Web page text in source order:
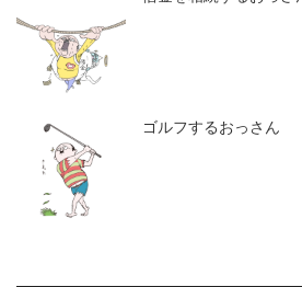
ゴルフするおっさん